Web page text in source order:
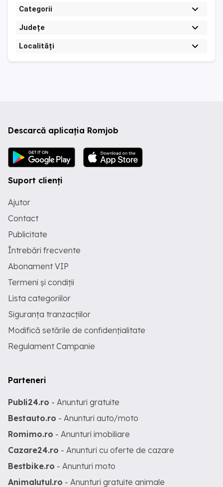
Categorii
Județe
Localități
Descarcă aplicația Romjob
Suport clienți
Ajutor
Contact
Publicitate
Întrebări frecvente
Abonament VIP
Termeni și condiții
Lista categoriilor
Siguranța tranzacțiilor
Modifică setările de confidențialitate
Regulament Campanie
Parteneri
Publi24.ro - Anunturi gratuite
Bestauto.ro - Anunturi auto/moto
Romimo.ro - Anunturi imobiliare
Cazare24.ro - Anunturi cu oferte de cazare
Bestbike.ro - Anunturi moto
Animalutul.ro - Anunturi gratuite animale